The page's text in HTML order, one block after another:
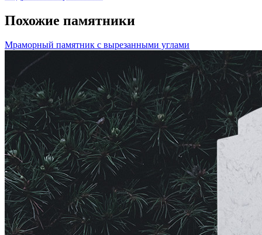
Похожие памятники
Мраморный памятник с вырезанными углами